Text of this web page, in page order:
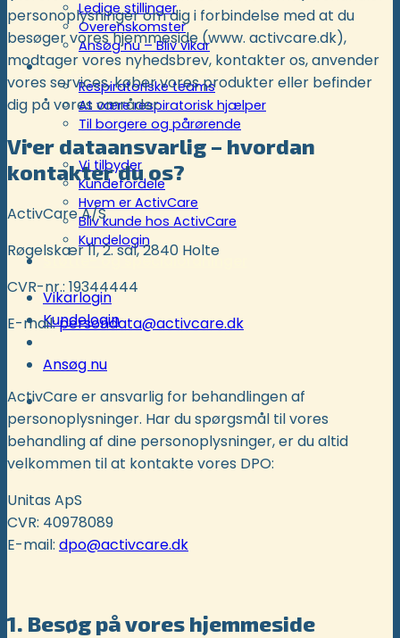
Ledige stillinger
Overenskomster
Ansøg nu – Bliv vikar
Respiratoriske ordninger
Respiratoriske teams
At være respiratorisk hjælper
Til borgere og pårørende
Kunder
Vi tilbyder
Kundefordele
Hvem er ActivCare
Bliv kunde hos ActivCare
Kundelogin
Støtte- og specialordninger
Vikarlogin
Kundelogin
Ansøg nu
personoplysninger om dig i forbindelse med at du
besøger vores hjemmeside (www. activcare.dk),
modtager vores nyhedsbrev, kontakter os, anvender
vores services, køber vores produkter eller befinder
dig på vores områder.
Vi er dataansvarlig – hvordan
kontakter du os?
ActivCare A/S
Røgelskær 11, 2. sal, 2840 Holte
CVR-nr.: 19344444
E-mail:persondata@activcare.dk
ActivCare er ansvarlig for behandlingen af
personoplysninger. Har du spørgsmål til vores
behandling af dine personoplysninger, er du altid
velkommen til at kontakte vores DPO:
Unitas ApS
CVR: 40978089
E-mail: dpo@activcare.dk
1. Besøg på vores hjemmeside